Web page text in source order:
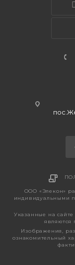
ООО «Элекон»
индивидуальными
Указанные на
являются
Изображения,
ознакомительный